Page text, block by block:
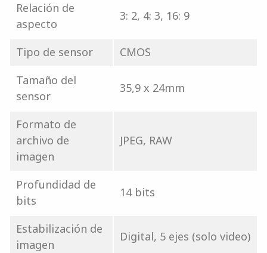
Relación de
aspecto
3: 2, 4: 3, 16: 9
Tipo de sensor
CMOS
Tamaño del
sensor
35,9 x 24mm
Formato de
archivo de
imagen
JPEG, RAW
Profundidad de
bits
14 bits
Estabilización de
imagen
Digital, 5 ejes (solo video)